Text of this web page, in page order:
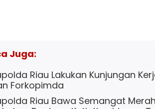
Juga:
Riau Lakukan Kunjungan
Forkopimda
Riau Bawa Semangat